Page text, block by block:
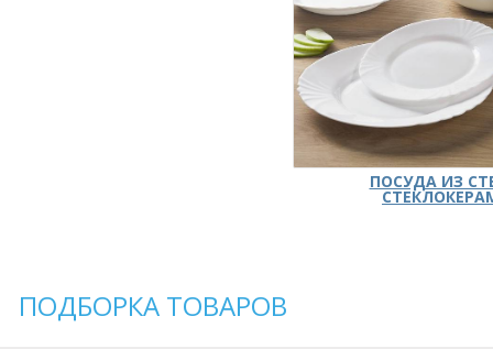
ПОСУДА ИЗ
ПОДБОРКА ТОВАРОВ